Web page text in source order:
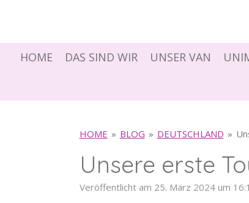
HOME DAS SIND WIR UNSER VAN
HOME » BLOG » DEUTSCHLAND »
Unsere erste
Veröffentlicht am 25. März 2024 um